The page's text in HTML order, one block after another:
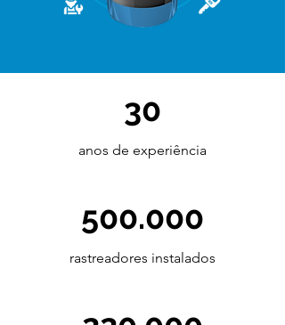
30
anos de experiência
500.000
rastreadores instalados